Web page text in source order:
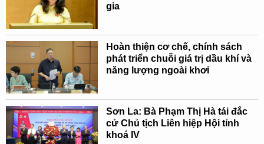
gia
Hoàn thiện cơ chế, chính sách
phát triển chuỗi giá trị dầu khí và
năng lượng ngoài khơi
Sơn La: Bà Phạm Thị Hà tái đắc
cử Chủ tịch Liên hiệp Hội tỉnh
khoá IV